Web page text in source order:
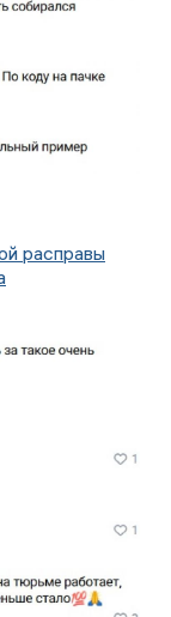
расправы